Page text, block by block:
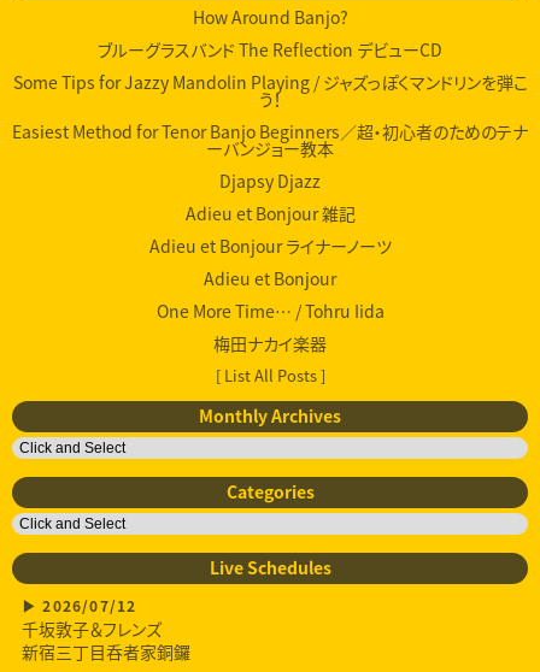
How Around Banjo?
ブルーグラスバンド The Reflection デビューCD
Some Tips for Jazzy Mandolin Playing / ジャズっぽくマンドリンを弾こ
う！
Easiest Method for Tenor Banjo Beginners／超・初心者のためのテナ
ーバンジョー教本
Djapsy Djazz
Adieu et Bonjour 雑記
Adieu et Bonjour ライナーノーツ
Adieu et Bonjour
One More Time… / Tohru Iida
梅田ナカイ楽器
[ List All Posts ]
Monthly Archives
Categories
Live Schedules
2026/07/12
千坂敦子＆フレンズ
新宿三丁目呑者家銅鑼